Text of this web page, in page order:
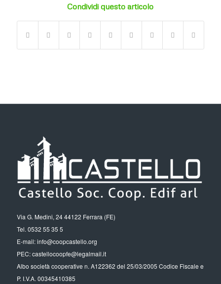
Condividi questo articolo
Via G. Medini, 24 44122 Ferrara (FE)
Tel. 0532 55 35 5
E-mail: info@coopcastello.org
PEC: castellocoopfe@legalmail.it
Albo società cooperative n. A122362 del 25/03/2005 Codice Fiscale e
P. I.V.A. 00345410385